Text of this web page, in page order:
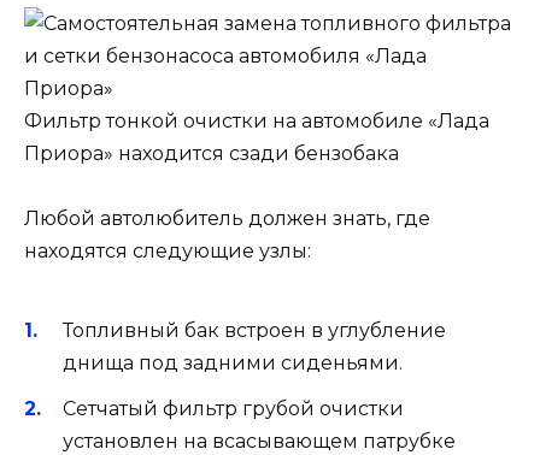
Фильтр тонкой очистки на автомобиле «Лада
Приора» находится сзади бензобака
Любой автолюбитель должен знать, где
находятся следующие узлы:
Топливный бак встроен в углубление
днища под задними сиденьями.
Сетчатый фильтр грубой очистки
установлен на всасывающем патрубке